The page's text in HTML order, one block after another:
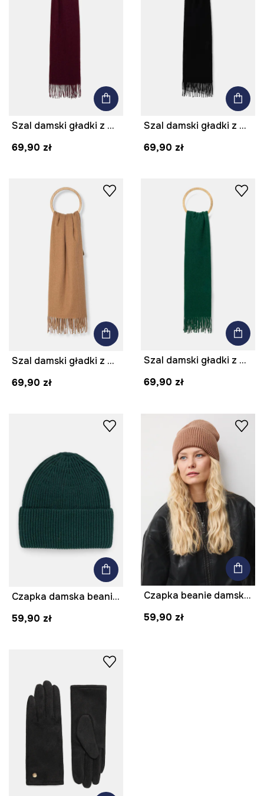
Szal damski gładki z wiskozą
69,90 zł
Szal damski gładki z wiskozą kolor czarny
69,90 zł
Szal damski gładki z wiskozą kolor beżowy
69,90 zł
Szal damski gładki z wiskozą kolor turkusowy
69,90 zł
Czapka damska beanie prążkowana kolor zielony
59,90 zł
Czapka beanie damska z wiskozy
59,90 zł